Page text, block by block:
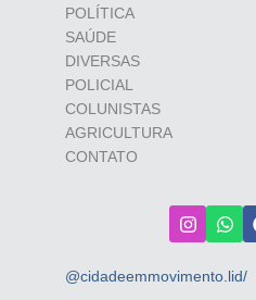
POLÍTICA
SAÚDE
DIVERSAS
POLICIAL
COLUNISTAS
AGRICULTURA
CONTATO
@cidadeemmovimento.lid/